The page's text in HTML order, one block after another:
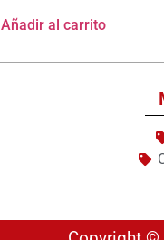
Añadir al carrito